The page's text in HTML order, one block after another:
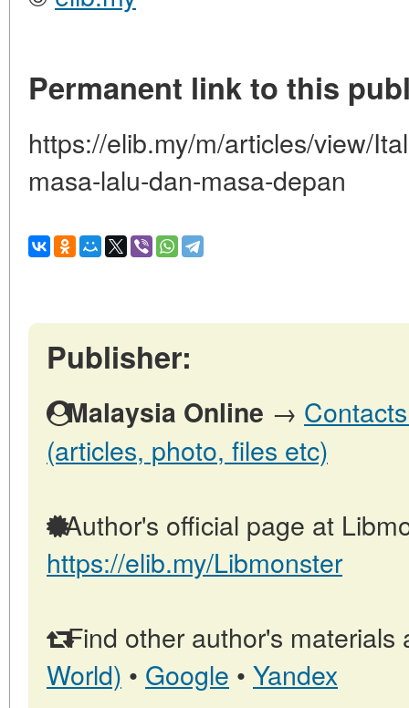
Permanent link to this
https://elib.my/m/articles/view/
masa-lalu-dan-masa-depan
Publisher:
Malaysia Online →
(articles, photo, files etc)
Author's official page at
https://elib.my/Libmonster
Find other author's materials
World) • Google • Yandex